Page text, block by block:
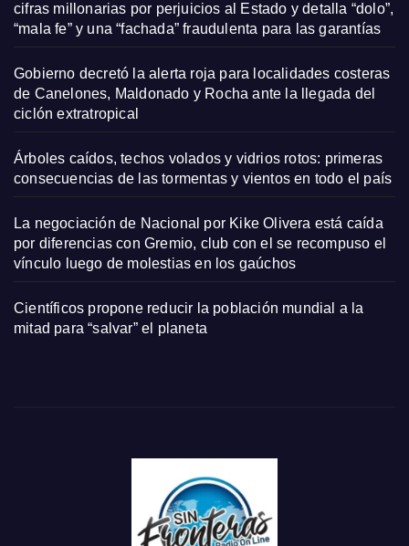
cifras millonarias por perjuicios al Estado y detalla “dolo”,
“mala fe” y una “fachada” fraudulenta para las garantías
Gobierno decretó la alerta roja para localidades costeras
de Canelones, Maldonado y Rocha ante la llegada del
ciclón extratropical
Árboles caídos, techos volados y vidrios rotos: primeras
consecuencias de las tormentas y vientos en todo el país
La negociación de Nacional por Kike Olivera está caída
por diferencias con Gremio, club con el se recompuso el
vínculo luego de molestias en los gaúchos
Científicos propone reducir la población mundial a la
mitad para “salvar” el planeta